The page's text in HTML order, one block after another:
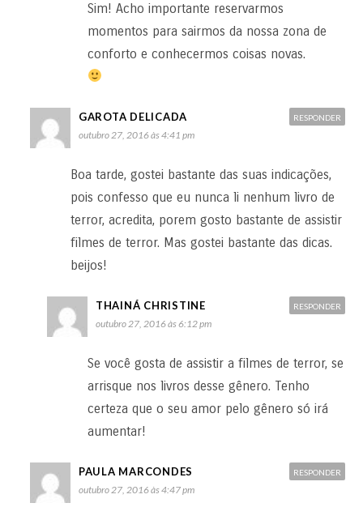
Sim! Acho importante reservarmos
momentos para sairmos da nossa zona de
conforto e conhecermos coisas novas.
GAROTA DELICADA
outubro 27, 2016 às 4:41 pm
Boa tarde, gostei bastante das suas indicações,
pois confesso que eu nunca li nenhum livro de
terror, acredita, porem gosto bastante de assistir
filmes de terror. Mas gostei bastante das dicas.
beijos!
RESPONDER
THAINÁ CHRISTINE
outubro 27, 2016 às 6:12 pm
Se você gosta de assistir a filmes de terror, se
arrisque nos livros desse gênero. Tenho
certeza que o seu amor pelo gênero só irá
aumentar!
RESPONDER
PAULA MARCONDES
outubro 27, 2016 às 4:47 pm
RESPONDER